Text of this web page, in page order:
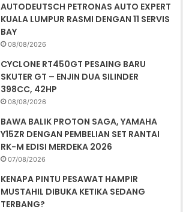
AUTODEUTSCH PETRONAS AUTO EXPERT
KUALA LUMPUR RASMI DENGAN 11 SERVIS
BAY
08/08/2026
CYCLONE RT450GT PESAING BARU
SKUTER GT – ENJIN DUA SILINDER
398CC, 42HP
08/08/2026
BAWA BALIK PROTON SAGA, YAMAHA
Y15ZR DENGAN PEMBELIAN SET RANTAI
RK-M EDISI MERDEKA 2026
07/08/2026
KENAPA PINTU PESAWAT HAMPIR
MUSTAHIL DIBUKA KETIKA SEDANG
TERBANG?